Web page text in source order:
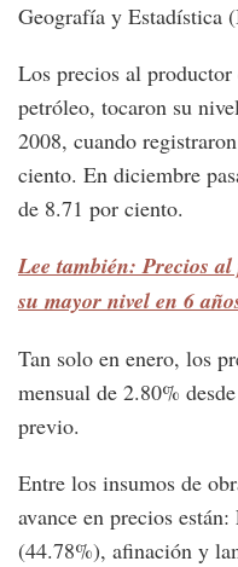
Geografía y Estadística
Los precios al
petróleo, tocaron su
2008, cuando
ciento. En diciembre
de 8.71 por ciento.
Lee también: Precios
su mayor nivel en 6
Tan solo en enero, los
mensual de 2.80%
previo.
Entre los insumos de
avance en precios
(44.78%), afinación y